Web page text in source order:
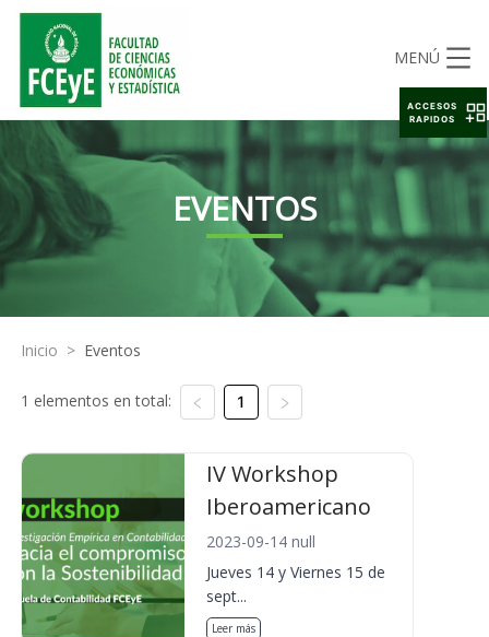
MENÚ
EVENTOS
Inicio > Eventos
1 elementos en total: 1
IV Workshop
Iberoamericano
2023-09-14 null
Jueves 14 y Viernes 15 de
sept...
Leer más
ACCESOS
RAPIDOS